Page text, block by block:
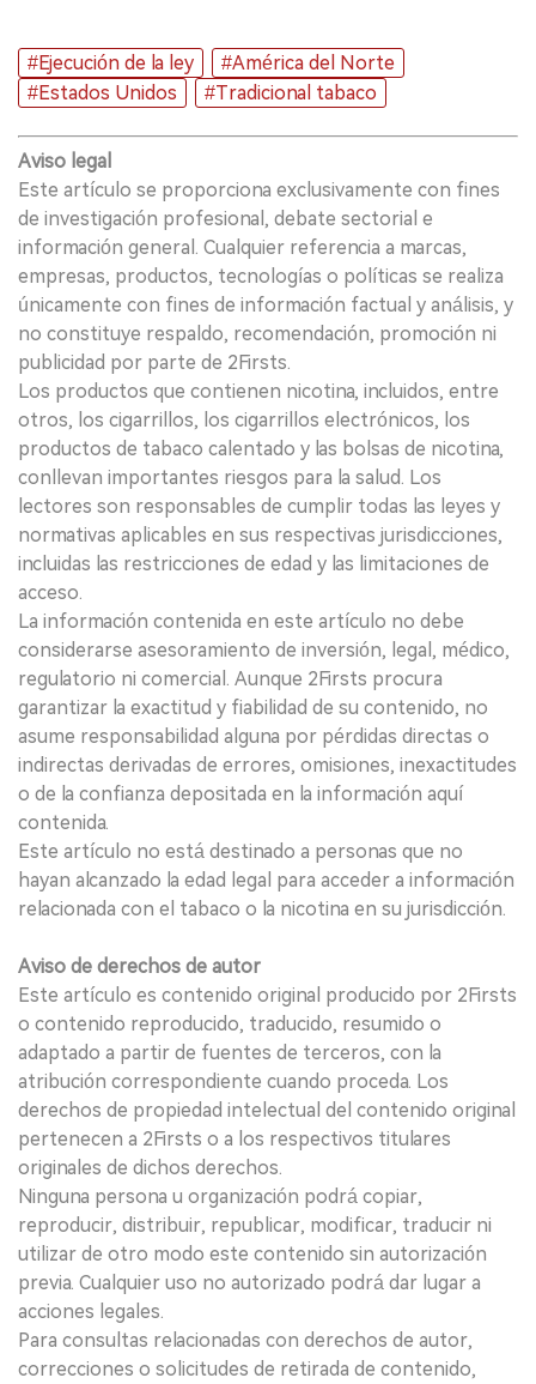
#Ejecución de la ley
#América del Norte
#Estados Unidos
#Tradicional tabaco
Aviso legal
Este artículo se proporciona exclusivamente con fines
de investigación profesional, debate sectorial e
información general. Cualquier referencia a marcas,
empresas, productos, tecnologías o políticas se realiza
únicamente con fines de información factual y análisis, y
no constituye respaldo, recomendación, promoción ni
publicidad por parte de 2Firsts.
Los productos que contienen nicotina, incluidos, entre
otros, los cigarrillos, los cigarrillos electrónicos, los
productos de tabaco calentado y las bolsas de nicotina,
conllevan importantes riesgos para la salud. Los
lectores son responsables de cumplir todas las leyes y
normativas aplicables en sus respectivas jurisdicciones,
incluidas las restricciones de edad y las limitaciones de
acceso.
La información contenida en este artículo no debe
considerarse asesoramiento de inversión, legal, médico,
regulatorio ni comercial. Aunque 2Firsts procura
garantizar la exactitud y fiabilidad de su contenido, no
asume responsabilidad alguna por pérdidas directas o
indirectas derivadas de errores, omisiones, inexactitudes
o de la confianza depositada en la información aquí
contenida.
Este artículo no está destinado a personas que no
hayan alcanzado la edad legal para acceder a información
relacionada con el tabaco o la nicotina en su jurisdicción.
Aviso de derechos de autor
Este artículo es contenido original producido por 2Firsts
o contenido reproducido, traducido, resumido o
adaptado a partir de fuentes de terceros, con la
atribución correspondiente cuando proceda. Los
derechos de propiedad intelectual del contenido original
pertenecen a 2Firsts o a los respectivos titulares
originales de dichos derechos.
Ninguna persona u organización podrá copiar,
reproducir, distribuir, republicar, modificar, traducir ni
utilizar de otro modo este contenido sin autorización
previa. Cualquier uso no autorizado podrá dar lugar a
acciones legales.
Para consultas relacionadas con derechos de autor,
correcciones o solicitudes de retirada de contenido,